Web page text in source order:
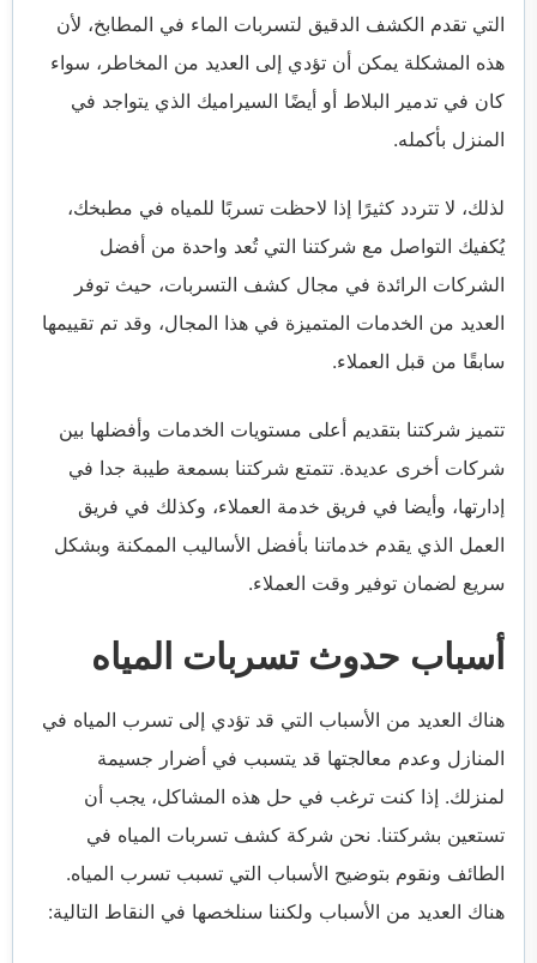
التي تقدم الكشف الدقيق لتسربات الماء في المطابخ، لأن
هذه المشكلة يمكن أن تؤدي إلى العديد من المخاطر، سواء
كان في تدمير البلاط أو أيضًا السيراميك الذي يتواجد في
المنزل بأكمله.
لذلك، لا تتردد كثيرًا إذا لاحظت تسربًا للمياه في مطبخك،
يُكفيك التواصل مع شركتنا التي تُعد واحدة من أفضل
الشركات الرائدة في مجال كشف التسربات، حيث توفر
العديد من الخدمات المتميزة في هذا المجال، وقد تم تقييمها
سابقًا من قبل العملاء.
تتميز شركتنا بتقديم أعلى مستويات الخدمات وأفضلها بين
شركات أخرى عديدة. تتمتع شركتنا بسمعة طيبة جدا في
إدارتها، وأيضا في فريق خدمة العملاء، وكذلك في فريق
العمل الذي يقدم خدماتنا بأفضل الأساليب الممكنة وبشكل
سريع لضمان توفير وقت العملاء.
أسباب حدوث تسربات المياه
هناك العديد من الأسباب التي قد تؤدي إلى تسرب المياه في
المنازل وعدم معالجتها قد يتسبب في أضرار جسيمة
لمنزلك. إذا كنت ترغب في حل هذه المشاكل، يجب أن
تستعين بشركتنا. نحن شركة كشف تسربات المياه في
الطائف ونقوم بتوضيح الأسباب التي تسبب تسرب المياه.
هناك العديد من الأسباب ولكننا سنلخصها في النقاط التالية: